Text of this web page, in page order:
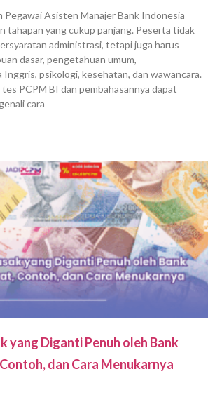
Pegawai Asisten Manajer Bank Indonesia
tahapan yang cukup panjang. Peserta tidak
administrasi, tetapi juga harus
dasar, pengetahuan umum,
psikologi, kesehatan, dan wawancara.
PCPM BI dan pembahasannya dapat
cara
yang Diganti Penuh oleh Bank
dan Cara Menukarnya